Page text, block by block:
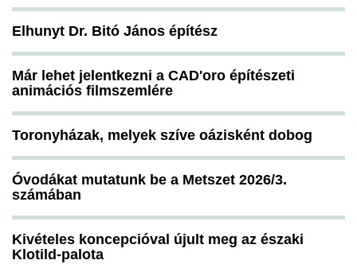
Elhunyt Dr. Bitó János építész
Már lehet jelentkezni a CAD'oro építészeti
animációs filmszemlére
Toronyházak, melyek szíve oázisként dobog
Óvodákat mutatunk be a Metszet 2026/3.
számában
Kivételes koncepcióval újult meg az északi
Klotild-palota